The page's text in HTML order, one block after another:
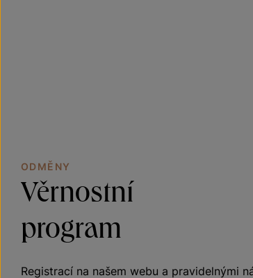
ODMĚNY
Věrnostní
program
Registrací na našem webu a pravidelnými